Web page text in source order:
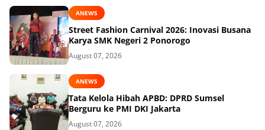
ANEWS
Street Fashion Carnival 2026: Inovasi Busana
Karya SMK Negeri 2 Ponorogo
August 07, 2026
ANEWS
Tata Kelola Hibah APBD: DPRD Sumsel
Berguru ke PMI DKI Jakarta
August 07, 2026